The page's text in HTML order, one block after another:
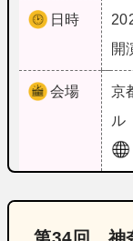
日時
開
会場 京
ル